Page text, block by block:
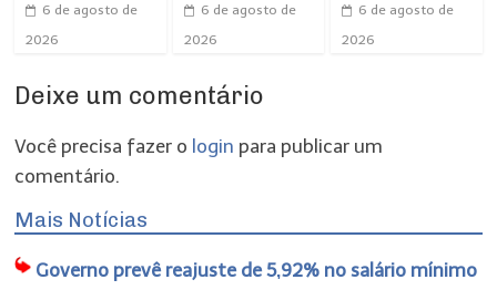
6 de agosto de
2026
6 de agosto de
2026
6 de agosto de
2026
Deixe um comentário
Você precisa fazer o login para publicar um
comentário.
Mais Notícias
Governo prevê reajuste de 5,92% no salário mínimo